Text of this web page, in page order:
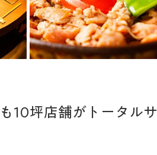
10坪店舗がトータル